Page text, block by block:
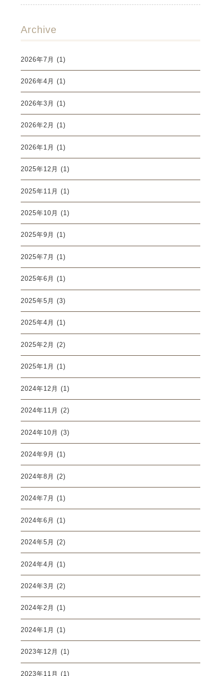
Archive
2026年7月 (1)
2026年4月 (1)
2026年3月 (1)
2026年2月 (1)
2026年1月 (1)
2025年12月 (1)
2025年11月 (1)
2025年10月 (1)
2025年9月 (1)
2025年7月 (1)
2025年6月 (1)
2025年5月 (3)
2025年4月 (1)
2025年2月 (2)
2025年1月 (1)
2024年12月 (1)
2024年11月 (2)
2024年10月 (3)
2024年9月 (1)
2024年8月 (2)
2024年7月 (1)
2024年6月 (1)
2024年5月 (2)
2024年4月 (1)
2024年3月 (2)
2024年2月 (1)
2024年1月 (1)
2023年12月 (1)
2023年11月 (1)